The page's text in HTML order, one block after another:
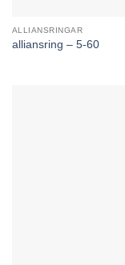
ALLIANSRINGAR
alliansring – 5-60